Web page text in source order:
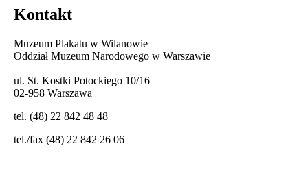
Kontakt
Muzeum Plakatu w Wilanowie
Oddział Muzeum Narodowego w Warszawie
ul. St. Kostki Potockiego 10/16
02-958 Warszawa
tel. (48) 22 842 48 48
tel./fax (48) 22 842 26 06